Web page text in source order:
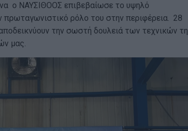
ο ΝΑΥΣΙΘΟΟΣ επιβεβαίωσε το υψηλό
ρόλο του στην περιφέρεια. 28
την σωστή δουλειά των τεχνικών
μας.